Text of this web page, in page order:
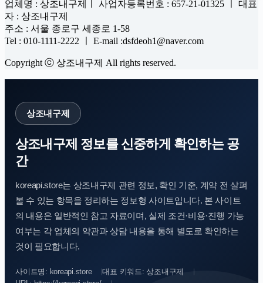
업체명 : 상조내구제ㅣ 사업자등록번호 : 657-21-01325 ㅣ 대표
자 : 상조내구제
주소 : 서울 종로구 세종로 1-58
Tel : 010-1111-2222 ㅣ E-mail :dsfdeoh1@naver.com
Copyright ⓒ 상조내구제 All rights reserved.
상조내구제
상조내구제 정보를 신중하게 확인하는 공
간
koreapi.store는 상조내구제 관련 정보, 확인 기준, 계약 전 살펴
볼 수 있는 항목을 정리하는 정보형 사이트입니다. 본 사이트
의 내용은 일반적인 참고 자료이며, 실제 조건·비용·진행 가능
여부는 각 업체의 약관과 상담 내용을 통해 별도로 확인하는
것이 필요합니다.
사이트명: koreapi.store
대표 키워드: 상조내구제